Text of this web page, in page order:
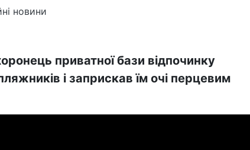
новини
приватної бази відпочинку
і заприскав їм очі перцевим